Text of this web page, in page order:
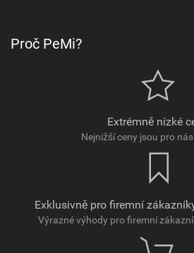
Proč PeMi?
Extrémně nízké
Nejnižší ceny jsou pro
Exklusivně pro firemní
Výrazné výhody pro firemní